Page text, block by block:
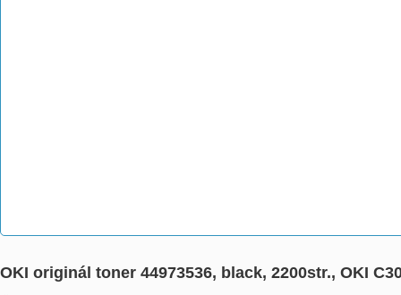
OKI originál toner 44973536, black, 2200str., OKI